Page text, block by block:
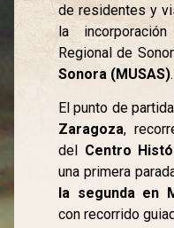
de residentes y
la
Regional de
Sonora (MUSAS).
El punto de
Zaragoza,
del Centro
una primera
la segunda en
con recorrido